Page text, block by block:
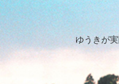
ゆうきが